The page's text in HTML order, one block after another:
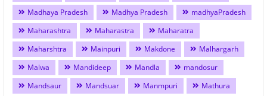
Madhaya Pradesh
Madhya Pradesh
madhyaPradesh
Maharashtra
Maharastra
Maharatra
Maharshtra
Mainpuri Makdone
Malhargarh
Malwa
Mandideep Mandla
mandosur
Mandsaur
Mandsuar Manmpuri
Mathura